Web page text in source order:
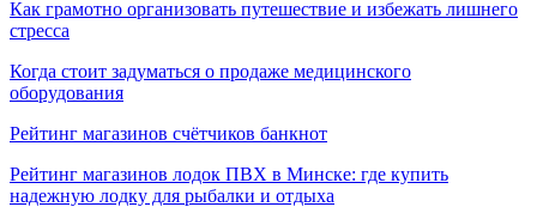
Как грамотно организовать путешествие и избежать лишнего
стресса
Когда стоит задуматься о продаже медицинского
оборудования
Рейтинг магазинов счётчиков банкнот
Рейтинг магазинов лодок ПВХ в Минске: где купить
надежную лодку для рыбалки и отдыха